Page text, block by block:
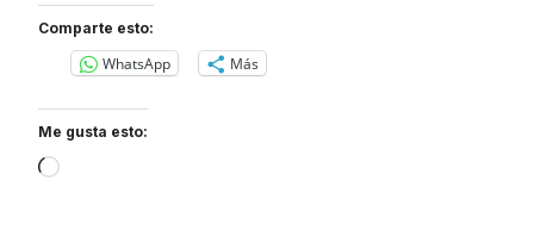
Comparte esto:
WhatsApp Más
Me gusta esto:
Loading…